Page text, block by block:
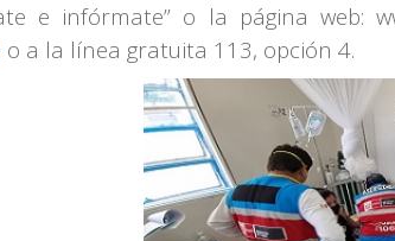
e infórmate” o la página web:
o a la línea gratuita 113, opción 4.